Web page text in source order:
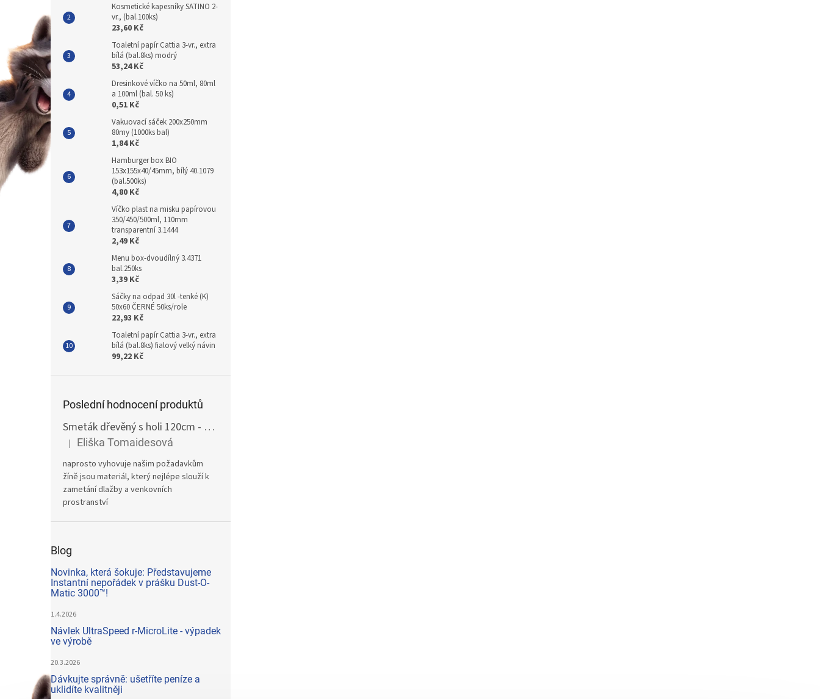
Kosmetické kapesníky SATINO 2-
vr., (bal.100ks)
23,60 Kč
Toaletní papír Cattia 3-vr., extra
bílá (bal.8ks) modrý
53,24 Kč
Dresinkové víčko na 50ml, 80ml
a 100ml (bal. 50 ks)
0,51 Kč
Vakuovací sáček 200x250mm
80my (1000ks bal)
1,84 Kč
Hamburger box BIO
153x155x40/45mm, bílý 40.1079
(bal.500ks)
4,80 Kč
Víčko plast na misku papírovou
350/450/500ml, 110mm
transparentní 3.1444
2,49 Kč
Menu box-dvoudílný 3.4371
bal.250ks
3,39 Kč
Sáčky na odpad 30l -tenké (K)
50x60 ČERNÉ 50ks/role
22,93 Kč
Toaletní papír Cattia 3-vr., extra
bílá (bal.8ks) fialový velký návin
99,22 Kč
Poslední hodnocení produktů
Smeták dřevěný s holi 120cm - žíně
Hodnocení produktu je 5 z 5 hvězdiček.
| Eliška Tomaidesová
naprosto vyhovuje našim požadavkům
žíně jsou materiál, který nejlépe slouží k
zametání dlažby a venkovních
prostranství
Blog
Novinka, která šokuje: Představujeme
Instantní nepořádek v prášku Dust-O-
Matic 3000™!
1.4.2026
Návlek UltraSpeed r-MicroLite - výpadek
ve výrobě
20.3.2026
Dávkujte správně: ušetříte peníze a
uklidíte kvalitněji